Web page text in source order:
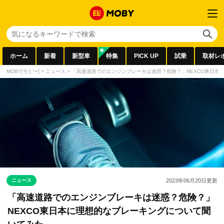
ホーム 新着 新型車 特集 PICK UP 試乗 取材レ
MOBY[モビー] > ニュース > 「高速道路でのエンジンブレーキは迷惑？危険？」NEXCO東日本
ニュース 2023年06月20日更新
「高速道路でのエンジンブレーキは迷惑？危険？」
NEXCO東日本に理想的なブレーキングについて聞